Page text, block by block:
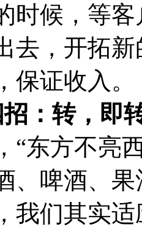
候，等客
去，开拓
保证收入。
转，即
方不亮西
、啤酒、
我们其实